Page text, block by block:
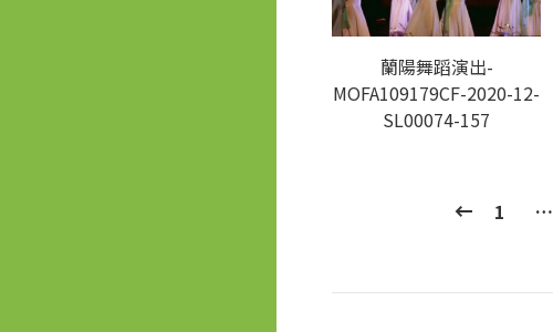
蘭陽舞蹈演出-
MOFA109179CF-2020-12-
SL00074-157
1 …